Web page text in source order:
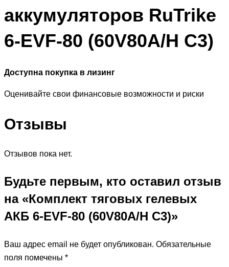
аккумуляторов RuTrike
6-EVF-80 (60V80A/H C3)
Доступна покупка в лизинг
Оценивайте свои финансовые возможности и риски
Отзывы
Отзывов пока нет.
Будьте первым, кто оставил отзыв
на «Комплект тяговых гелевых
АКБ 6-EVF-80 (60V80A/H C3)»
Ваш адрес email не будет опубликован. Обязательные
поля помечены *